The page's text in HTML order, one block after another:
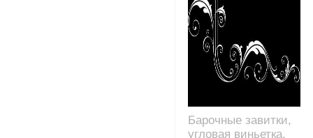
Барочные завитки,
угловая виньетка,